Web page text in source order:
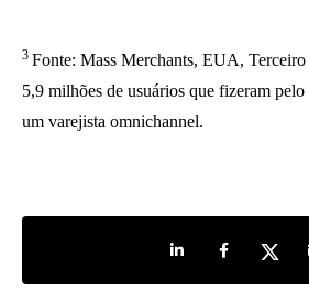
3 Fonte: Mass Merchants, EUA,
5,9 milhões de usuários que fizeram
um varejista omnichannel.
Share on LinkedIn
Share onShare